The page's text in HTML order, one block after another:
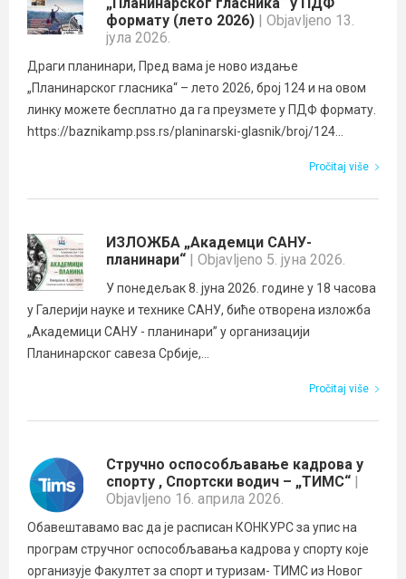
формату (лето 2026) | Objavljeno 13.
јула 2026.
Драги планинари, Пред вама је ново издање
„Планинарског гласника“ – лето 2026, број 124 и на овом
линку можете бесплатно да га преузмете у ПДФ формату.
https://baznikamp.pss.rs/planinarski-glasnik/broj/124...
Pročitaj više
ИЗЛОЖБА „Академци САНУ-
планинари“ | Objavljeno 5. јуна 2026.
У понедељак 8. јуна 2026. године у 18 часова
у Галерији науке и технике САНУ, биће отворена изложба
„Академици САНУ - планинари” у организацији
Планинарског савеза Србије,...
Pročitaj više
Стручно оспособљавање кадрова у
спорту , Спортски водич – „ТИМС“ |
Objavljeno 16. априла 2026.
Обавештавамо вас да је расписан КОНКУРС за упис на
програм стручног оспособљавања кадрова у спорту које
организује Факултет за спорт и туризам- ТИМС из Новог